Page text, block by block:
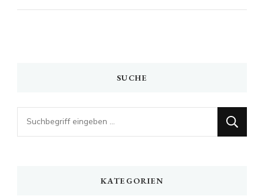
SUCHE
Looking
for
KATEGORIEN